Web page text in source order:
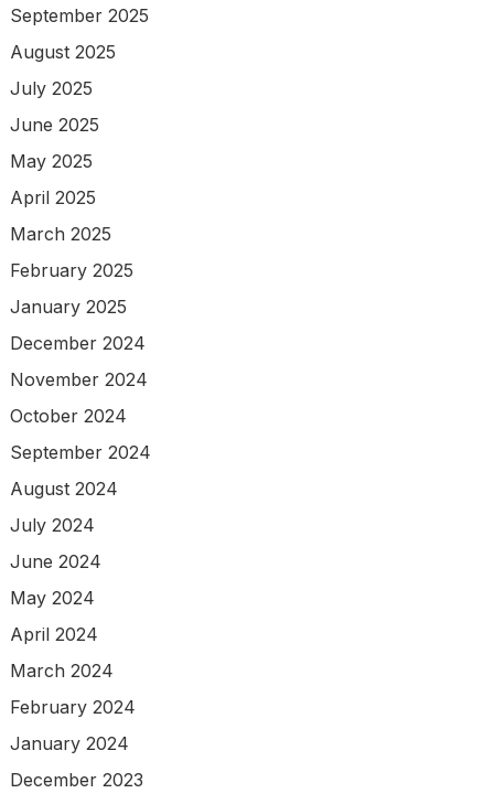
September 2025
August 2025
July 2025
June 2025
May 2025
April 2025
March 2025
February 2025
January 2025
December 2024
November 2024
October 2024
September 2024
August 2024
July 2024
June 2024
May 2024
April 2024
March 2024
February 2024
January 2024
December 2023